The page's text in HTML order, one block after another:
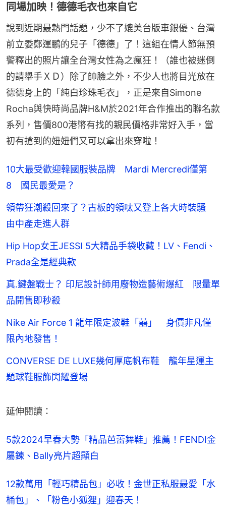
同場加映！德德毛衣也來自它
說到近期最熱門話題，少不了媲美台版車銀優、台灣
前立委鄭運鵬的兒子「德德」了！這組在情人節無預
警釋出的照片讓全台灣女性為之瘋狂！（誰也被迷倒
的請舉手ＸＤ）除了帥臉之外，不少人也將目光放在
德德身上的「純白珍珠毛衣」，正是來自Simone
Rocha與快時尚品牌H&M於2021年合作推出的聯名款
系列，售價800港幣有找的親民價格非常好入手，當
初有搶到的妞妞們又可以拿出來穿啦！
10大最受歡迎韓國服裝品牌 Mardi Mercredi僅第
8 國民最愛是？
領帶狂潮殺回來了？古板的領呔又登上各大時裝騷
由中產走進人群
Hip Hop女王JESSI 5大精品手袋收藏！LV、Fendi、
Prada全是經典款
真.鍵盤戰士？ 印尼設計師用廢物造藝術爆紅 限量單
品開售即秒殺
Nike Air Force 1 龍年限定波鞋「囍」 身價非凡僅
限內地發售！
CONVERSE DE LUXE幾何厚底帆布鞋 龍年星運主
題球鞋服飾閃耀登場
延伸閱讀：
5款2024早春大勢「精品芭蕾舞鞋」推薦！FENDI金
屬鍊、Bally亮片超顯白
12款萬用「輕巧精品包」必收！金世正私服最愛「水
桶包」、「粉色小狐狸」迎春天！